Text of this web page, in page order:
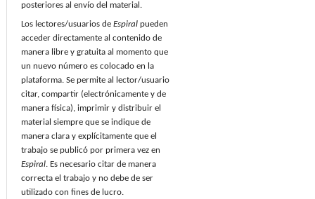
posteriores al envío del material.
Los lectores/usuarios de Espiral pueden
acceder directamente al contenido de
manera libre y gratuita al momento que
un nuevo número es colocado en la
plataforma. Se permite al lector/usuario
citar, compartir (electrónicamente y de
manera física), imprimir y distribuir el
material siempre que se indique de
manera clara y explícitamente que el
trabajo se publicó por primera vez en
Espiral. Es necesario citar de manera
correcta el trabajo y no debe de ser
utilizado con fines de lucro.